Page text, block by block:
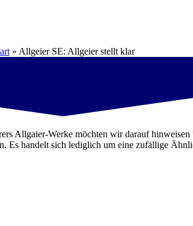
» Allgeier SE: Allgeier stellt klar
Allgaier-Werke möchten wir darauf
Es handelt sich lediglich um eine zufällige